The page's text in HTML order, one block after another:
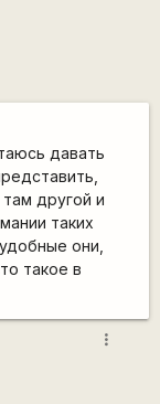
давать
другой и
таких
они,
такое в
more_vert